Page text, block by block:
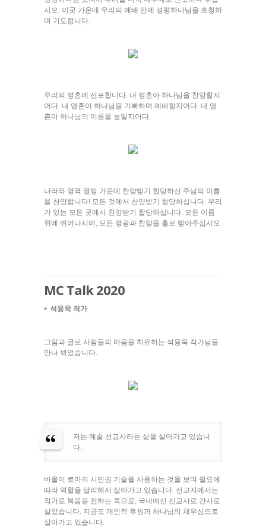
시오. 이곳 가운데 우리의 예배 안에 성령하나님을 초청하
며 기도합니다.
우리의 영혼에 선포합니다. 내 영혼아 하나님을 찬양할지
어다. 내 영혼아 하나님을 기뻐하며 예배할지어다. 내 영
혼아 하나님의 이름을 높일지어다.
나라와 영역 열방 가운데 찬양받기 합당하신 주님의 이름
을 찬양합니다! 모든 것에서 찬양받기 합당하십니다. 우리
가 있는 모든 곳에서 찬양받기 합당하십니다. 모든 이름
위에 뛰어나시며, 모든 영광과 찬양을 홀로 받아주십시오.
MC Talk 2020
⦁ 석용욱 작가
그림과 글로 사람들의 마음을 치유하는 석용욱 작가님을
만나 뵈었습니다.
저는 예술 선교사라는 삶을 살아가고 있습니
다.
바울이 로마의 시민권 기술을 사용하는 것을 보며 필요에
따라 역할을 달리해서 살아가고 있습니다. 선교지에서는
작가로 복음을 전하는 쪽으로, 국내에선 선교사로 간사로
살았습니다. 지금도 개인적 후원과 하나님의 채우심으로
살아가고 있습니다.